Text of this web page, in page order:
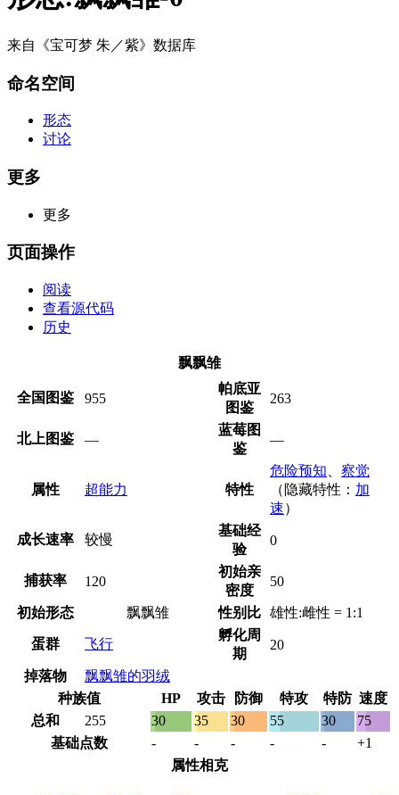
来自《宝可梦 朱／紫》数据库
命名空间
形态
讨论
更多
更多
页面操作
阅读
查看源代码
历史
飘飘雏
全国图鉴 955
帕底亚
图鉴
263
北上图鉴 —
蓝莓图
鉴
—
属性 超能力 特性
危险预知
察觉
（隐藏特性： 加
速）
成长速率 较慢
基础经
验
0
捕获率 120
初始亲
密度
50
初始形态 飘飘雏 性别比 雄性:雌性 = 1:1
蛋群 飞行
孵化周
期
20
掉落物
飘飘雏的羽绒
种族值
HP 攻击 防御 特攻 特防 速度
总和
255 30 35 30 55 30
75
基础点数
- - - - -
+1
属性相克